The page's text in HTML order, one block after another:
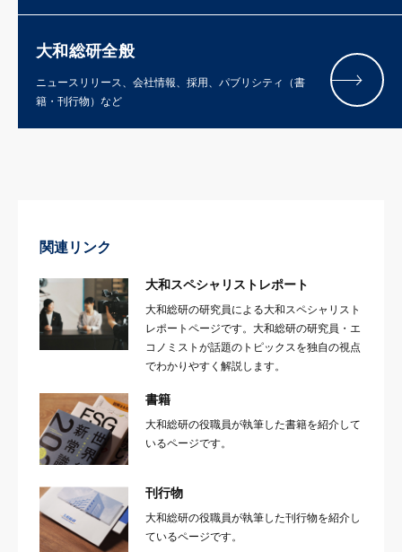
大和総研全般
ニュースリリース、会社情報、採用、パブリシティ（書
籍・刊行物）など
関連リンク
大和スペシャリストレポート
大和総研の研究員による大和スペシャリスト
レポートページです。大和総研の研究員・エ
コノミストが話題のトピックスを独自の視点
でわかりやすく解説します。
書籍
大和総研の役職員が執筆した書籍を紹介して
いるページです。
刊行物
大和総研の役職員が執筆した刊行物を紹介し
ているページです。